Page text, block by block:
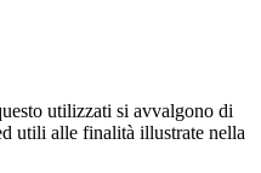
utilizzati si avvalgono di
utili alle finalità illustrate nella